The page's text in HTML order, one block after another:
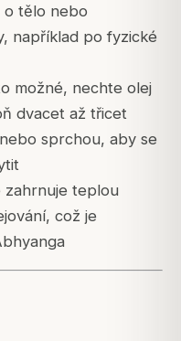
o tělo nebo
například po fyzické
možné, nechte olej
dvacet až třicet
sprchou, aby se
zahrnuje teplou
což je